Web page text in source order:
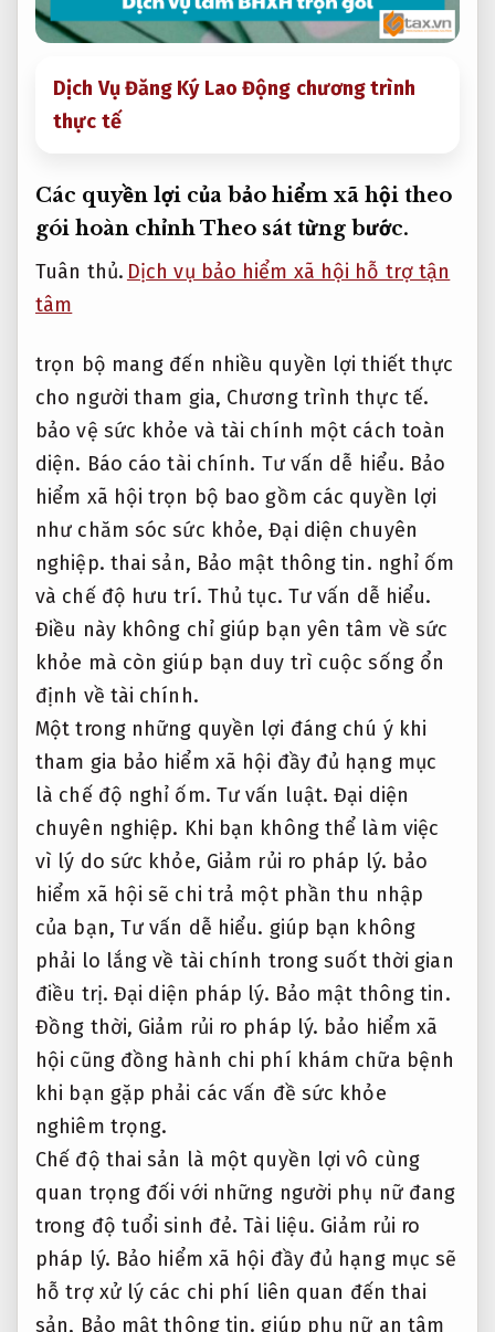
Dịch Vụ Đăng Ký Lao Động chương trình
thực tế
Các quyền lợi của bảo hiểm xã hội theo
gói hoàn chỉnhTheo sát từng bước.
Tuân thủ. Dịch vụ bảo hiểm xã hội hỗ trợ tận
tâm
trọn bộ mang đến nhiều quyền lợi thiết thực
cho người tham gia, Chương trình thực tế.
bảo vệ sức khỏe và tài chính một cách toàn
diện. Báo cáo tài chính. Tư vấn dễ hiểu. Bảo
hiểm xã hội trọn bộ bao gồm các quyền lợi
như chăm sóc sức khỏe,Đại diện chuyên
nghiệp. thai sản, Bảo mật thông tin. nghỉ ốm
và chế độ hưu trí. Thủ tục. Tư vấn dễ hiểu.
Điều này không chỉ giúp bạn yên tâm về sức
khỏe mà còn giúp bạn duy trì cuộc sống ổn
định về tài chính.
Một trong những quyền lợi đáng chú ý khi
tham gia bảo hiểm xã hội đầy đủ hạng mục
là chế độ nghỉ ốm. Tư vấn luật. Đại diện
chuyên nghiệp. Khi bạn không thể làm việc
vì lý do sức khỏe, Giảm rủi ro pháp lý. bảo
hiểm xã hội sẽ chi trả một phần thu nhập
của bạn, Tư vấn dễ hiểu. giúp bạn không
phải lo lắng về tài chính trong suốt thời gian
điều trị. Đại diện pháp lý. Bảo mật thông tin.
Đồng thời, Giảm rủi ro pháp lý. bảo hiểm xã
hội cũng đồng hành chi phí khám chữa bệnh
khi bạn gặp phải các vấn đề sức khỏe
nghiêm trọng.
Chế độ thai sản là một quyền lợi vô cùng
quan trọng đối với những người phụ nữ đang
trong độ tuổi sinh đẻ.Tài liệu. Giảm rủi ro
pháp lý. Bảo hiểm xã hội đầy đủ hạng mục sẽ
hỗ trợ xử lý các chi phí liên quan đến thai
sản, Bảo mật thông tin. giúp phụ nữ an tâm